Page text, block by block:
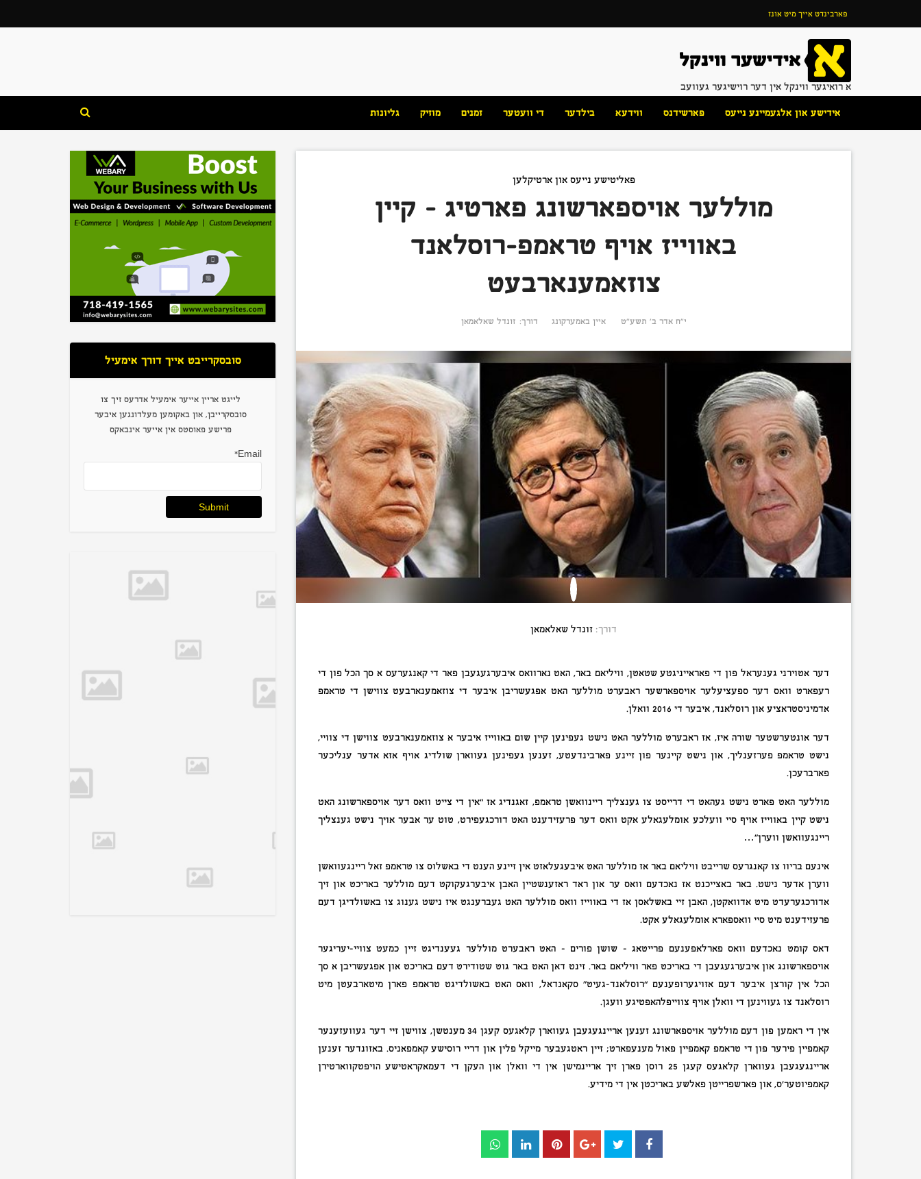
פארבינדט אייך מיט אונז
א רואיגער ווינקל אין דער רוישיגער געוועב
אידישע און אלגעמיינע נייעס פארשידנס ווידעא בילדער די וועטער זמנים מוזיק גליונות
סובסקרייבט אייך דורך אימעיל
לייגט אריין אייער אימעיל אדרעס זיך צו
סובסקרייבן, און באקומען מעלדונגען איבער
פרישע פאוסטס אין אייער אינבאקס
Email*
פאליטישע נייעס און ארטיקלען
מוללער אויספארשונג פארטיג – קיין
באווייז אויף טראמפ-רוסלאנד
צוזאמענארבעט
י״ח אדר ב׳ תשע״ט איין באמערקונג דורך: זונדל שאלאמאן
דורך: זונדל שאלאמאן
דער אטוירני גענעראל פון די פאראייניגטע שטאטן, וויליאם באר, האט נארוואס איבערגעגעבן פאר די קאנגערעס א סך הכל פון די
רעפארט וואס דער ספעציעלער אויספארשער ראבערט מוללער האט אפגעשריבן איבער די צוזאמענארבעט צווישן די טראמפ
אדמיניסטראציע און רוסלאנד, איבער די 2016 וואלן.
דער אונטערשטער שורה איז, אז ראבערט מוללער האט נישט געפינען קיין שום באווייז איבער א צוזאמענארבעט צווישן די צוויי,
נישט טראמפ פערזענליך, און נישט קיינער פון זיינע פארבינדעטע, זענען געפינען געווארן שולדיג אויף אזא אדער ענליכער
פארברעכן.
מוללער האט פארט נישט געהאט די דרייסט צו גענצליך ריינוואשן טראמפ, זאגנדיג אז “אין די צייט וואס דער אויספארשונג האט
נישט קיין באווייז אויף סיי וועלכע אומלעגאלע אקט וואס דער פרעזידענט האט דורכגעפירט, טוט ער אבער אויך נישט גענצליך
ריינגעוואשן ווערן”…
אינעם בריוו צו קאנגרעס שרייבט וויליאם באר אז מוללער האט איבעגעלאזט אין זיינע הענט די באשלוס צו טראמפ זאל ריינגעוואשן
ווערן אדער נישט. באר באצייכנט אז נאכדעם וואס ער און ראד ראזענשטיין האבן איבערגעקוקט דעם מוללער באריכט און זיך
אדורכגערעדט מיט אדוואקטן, האבן זיי באשלאסן אז די באווייז וואס מוללער האט געברענגט איז נישט גענוג צו באשולדיגן דעם
פרעזידענט מיט סיי וואספארא אומלעגאלע אקט.
דאס קומט נאכדעם וואס פארלאפענעם פרייטאג – שושן פורים – האט ראבערט מוללער געענדיגט זיין כמעט צוויי-יעריגער
אויספארשונג און איבערגעגעבן די באריכט פאר וויליאם באר. זינט דאן האט באר גוט שטודירט דעם באריכט און אפגעשריבן א סך
הכל אין קורצן איבער דעם אזויגערופענעם “רוסלאנד-געיט” סקאנדאל, וואס האט באשולדיגט טראמפ פארן מיטארבעטן מיט
רוסלאנד צו געווינען די וואלן אויף צווייפלהאפטיגע וועגן.
אין די ראמען פון דעם מוללער אויספארשונג זענען אריינגעגעבן געווארן קלאגעס קעגן 34 מענטשן, צווישן זיי דער געוועזענער
קאמפיין פירער פון די טראמפ קאמפיין פאול מענעפארט; זיין ראטגעבער מייקל פלין און דריי רוסישע קאמפאניס. באזונדער זענען
אריינגעגעבן געווארן קלאגעס קעגן 25 רוסן פארן זיך אריינמישן אין די וואלן און העקן די דעמאקראטישע הויפטקווארטירן
קאמפיוטער’ס, און פארשפרייטן פאלשע באריכטן אין די מידיע.